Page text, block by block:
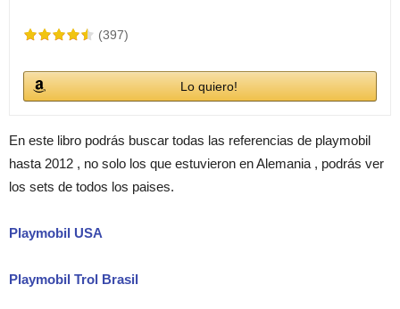
(397)
Lo quiero!
En este libro podrás buscar todas las referencias de playmobil
hasta 2012 , no solo los que estuvieron en Alemania , podrás ver
los sets de todos los paises.
Playmobil USA
Playmobil Trol Brasil